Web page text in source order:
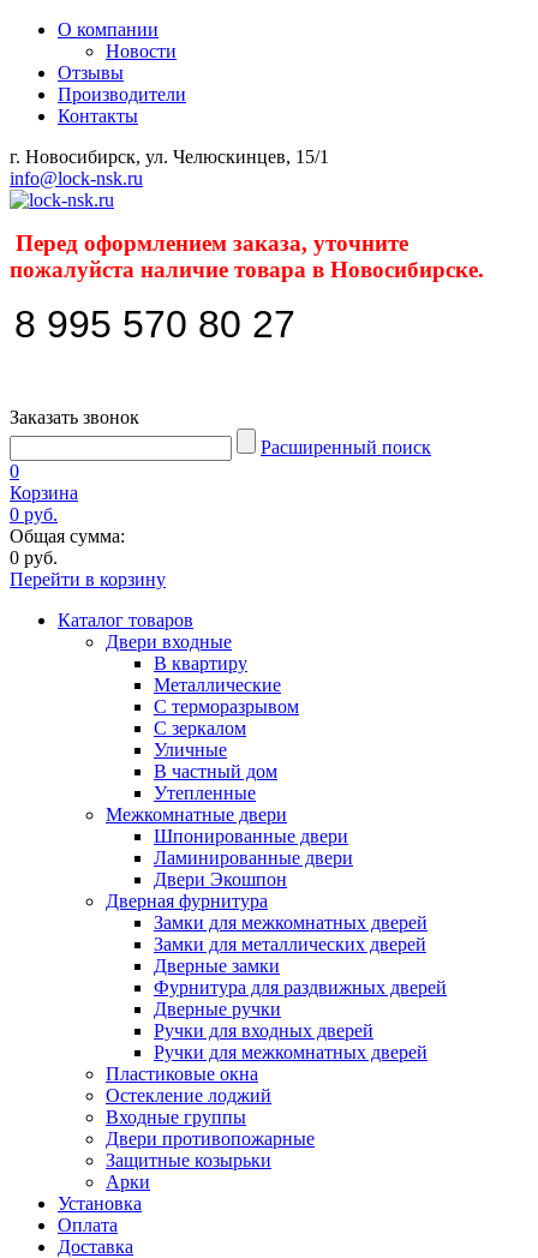
О компании
Новости
Отзывы
Производители
Контакты
г. Новосибирск, ул. Челюскинцев, 15/1
info@lock-nsk.ru
Перед оформлением заказа, уточните
пожалуйста наличие товара в Новосибирске.
8 995 570 80 27
Заказать звонок
Расширенный поиск
0
Корзина
0 руб.
Общая сумма:
0 руб.
Перейти в корзину
Каталог товаров
Двери входные
В квартиру
Металлические
С терморазрывом
С зеркалом
Уличные
В частный дом
Утепленные
Межкомнатные двери
Шпонированные двери
Ламинированные двери
Двери Экошпон
Дверная фурнитура
Замки для межкомнатных дверей
Замки для металлических дверей
Дверные замки
Фурнитура для раздвижных дверей
Дверные ручки
Ручки для входных дверей
Ручки для межкомнатных дверей
Пластиковые окна
Остекление лоджий
Входные группы
Двери противопожарные
Защитные козырьки
Арки
Установка
Оплата
Доставка